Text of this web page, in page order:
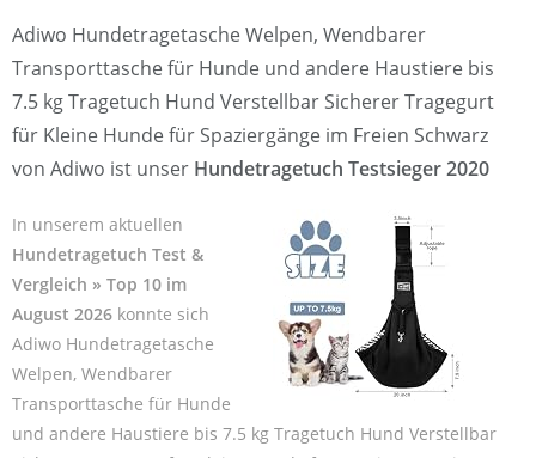
Adiwo Hundetragetasche Welpen, Wendbarer
Transporttasche für Hunde und andere Haustiere bis
7.5 kg Tragetuch Hund Verstellbar Sicherer Tragegurt
für Kleine Hunde für Spaziergänge im Freien Schwarz
von Adiwo ist unser Hundetragetuch Testsieger 2020
In unserem aktuellen
Hundetragetuch Test &
Vergleich » Top 10 im
August 2026 konnte sich
Adiwo Hundetragetasche
Welpen, Wendbarer
Transporttasche für Hunde
und andere Haustiere bis 7.5 kg Tragetuch Hund Verstellbar